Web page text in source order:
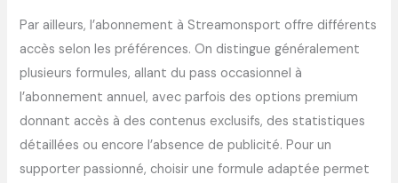
Par ailleurs, l’abonnement à Streamonsport offre différents
accès selon les préférences. On distingue généralement
plusieurs formules, allant du pass occasionnel à
l’abonnement annuel, avec parfois des options premium
donnant accès à des contenus exclusifs, des statistiques
détaillées ou encore l’absence de publicité. Pour un
supporter passionné, choisir une formule adaptée permet